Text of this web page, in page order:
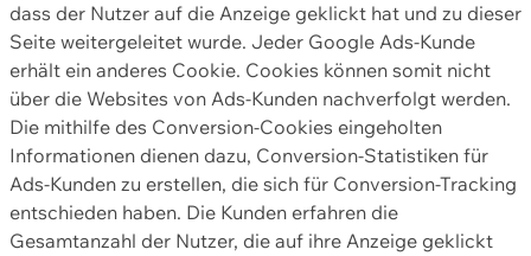
dass der Nutzer auf die Anzeige geklickt hat und zu dieser
Seite weitergeleitet wurde. Jeder Google Ads-Kunde
erhält ein anderes Cookie. Cookies können somit nicht
über die Websites von Ads-Kunden nachverfolgt werden.
Die mithilfe des Conversion-Cookies eingeholten
Informationen dienen dazu, Conversion-Statistiken für
Ads-Kunden zu erstellen, die sich für Conversion-Tracking
entschieden haben. Die Kunden erfahren die
Gesamtanzahl der Nutzer, die auf ihre Anzeige geklickt